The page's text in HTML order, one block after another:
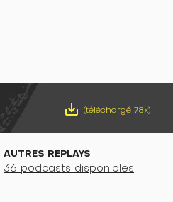
save_alt (téléchargé 78x)
AUTRES REPLAYS
36 podcasts disponibles